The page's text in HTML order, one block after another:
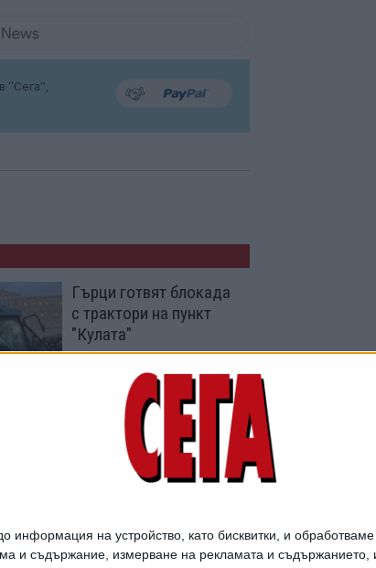
на устройство, като бисквитки, и
и съдържание, измерване на рекламата и съдържанието,
“Сега”,
Гърци готвят блокада
с трактори на пункт
"Кулата"
10 Май 2026
ГКПП "Рудозем -
Ксанти" отвори с 30
години закъснение